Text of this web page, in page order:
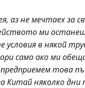
аз не мечтаех за
ми
в някой
само ако ми
това
Китай няколко